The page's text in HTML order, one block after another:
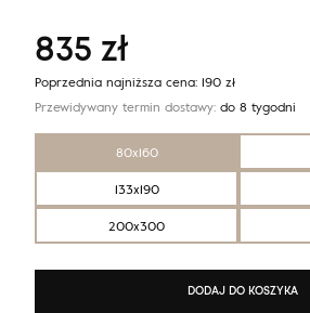
80x160
133x190
200x300
835 zł
Poprzednia najniższa cena: 190 zł
Przewidywany termin dostawy: do 8 tygodni
DODAJ DO KOSZYKA